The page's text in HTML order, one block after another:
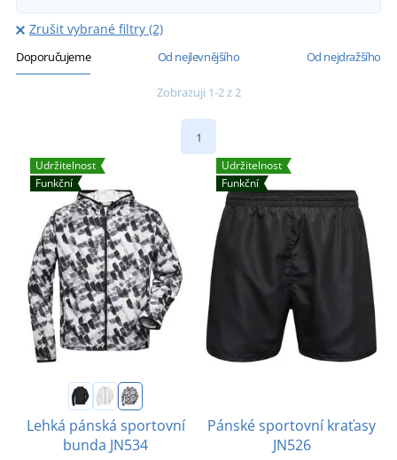
Zrušit vybrané filtry (2)
Doporučujeme Od nejlevnějšího Od nejdražšího
Zobrazuji 1-2 z 2
1
Udržitelnost
Funkční
Lehká pánská sportovní
bunda JN534
Udržitelnost
Funkční
Pánské sportovní kraťasy
JN526